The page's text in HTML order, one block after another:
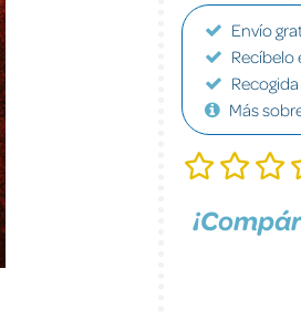
Envío
Recíbelo
Más